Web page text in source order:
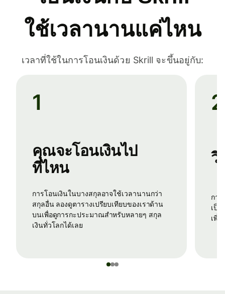
ใช้เวลานานแค่ไหน
เวลาที่ใช้ในการโอนเงินด้วย Skrill จะขึ้นอยู่กับ:
1
คุณจะโอนเงินไป
ที่ไหน
การโอนเงินในบางสกุลอาจใช้เวลานานกว่า
สกุลอื่น ลองดูตารางเปรียบเทียบของเราด้าน
บนเพื่อดูการกะประมาณสำหรับหลายๆ สกุล
เงินทั่วโลกได้เลย
2
วิ
การใช้บัตรเดบิตหรือเครดิตเพื่อโอนเงินมักจะ
เป็
เพิ่ม